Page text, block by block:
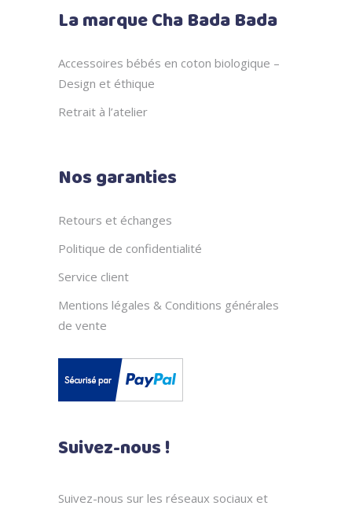
La marque Cha Bada Bada
Accessoires bébés en coton biologique –
Design et éthique
Retrait à l’atelier
Nos garanties
Retours et échanges
Politique de confidentialité
Service client
Mentions légales & Conditions générales
de vente
Suivez-nous !
Suivez-nous sur les réseaux sociaux et